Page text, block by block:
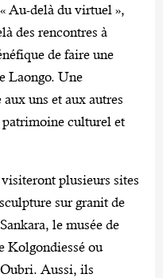
Au-delà du virtuel »,
des rencontres à
de faire une
Laongo. Une
uns et aux autres
culturel et
plusieurs sites
sur granit de
le musée de
Kolgondiessé ou
Aussi, ils